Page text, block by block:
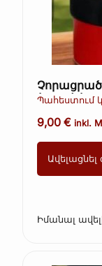
Չորացրած
(Kopie)
Պահեստում
9,00€ inkl.
Ավելացնել
Իմանալ